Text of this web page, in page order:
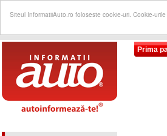
Siteul InformatiiAuto.ro foloseste cookie-uri. Cookie-
Prima